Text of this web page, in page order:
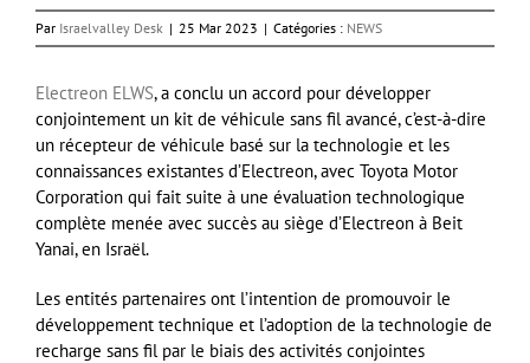
Par Israelvalley Desk | 25 Mar 2023 | Catégories : NEWS
Electreon ELWS, a conclu un accord pour développer
conjointement un kit de véhicule sans fil avancé, c’est-à-dire
un récepteur de véhicule basé sur la technologie et les
connaissances existantes d’Electreon, avec Toyota Motor
Corporation qui fait suite à une évaluation technologique
complète menée avec succès au siège d’Electreon à Beit
Yanai, en Israël.
Les entités partenaires ont l’intention de promouvoir le
développement technique et l’adoption de la technologie de
recharge sans fil par le biais des activités conjointes